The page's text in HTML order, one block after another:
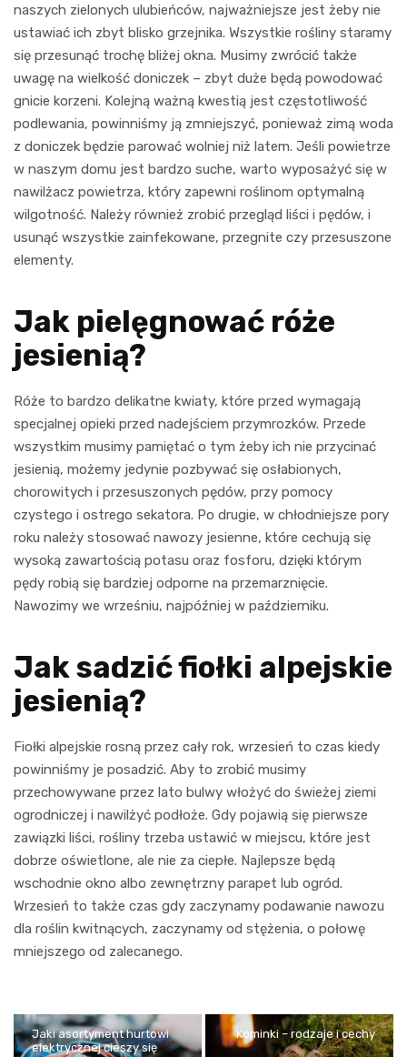
naszych zielonych ulubieńców, najważniejsze jest żeby nie
ustawiać ich zbyt blisko grzejnika. Wszystkie rośliny staramy
się przesunąć trochę bliżej okna. Musimy zwrócić także
uwagę na wielkość doniczek – zbyt duże będą powodować
gnicie korzeni. Kolejną ważną kwestią jest częstotliwość
podlewania, powinniśmy ją zmniejszyć, ponieważ zimą woda
z doniczek będzie parować wolniej niż latem. Jeśli powietrze
w naszym domu jest bardzo suche, warto wyposażyć się w
nawilżacz powietrza, który zapewni roślinom optymalną
wilgotność. Należy również zrobić przegląd liści i pędów, i
usunąć wszystkie zainfekowane, przegnite czy przesuszone
elementy.
Jak pielęgnować róże
jesienią?
Róże to bardzo delikatne kwiaty, które przed wymagają
specjalnej opieki przed nadejściem przymrozków. Przede
wszystkim musimy pamiętać o tym żeby ich nie przycinać
jesienią, możemy jedynie pozbywać się osłabionych,
chorowitych i przesuszonych pędów, przy pomocy
czystego i ostrego sekatora. Po drugie, w chłodniejsze pory
roku należy stosować nawozy jesienne, które cechują się
wysoką zawartością potasu oraz fosforu, dzięki którym
pędy robią się bardziej odporne na przemarznięcie.
Nawozimy we wrześniu, najpóźniej w październiku.
Jak sadzić fiołki alpejskie
jesienią?
Fiołki alpejskie rosną przez cały rok, wrzesień to czas kiedy
powinniśmy je posadzić. Aby to zrobić musimy
przechowywane przez lato bulwy włożyć do świeżej ziemi
ogrodniczej i nawilżyć podłoże. Gdy pojawią się pierwsze
zawiązki liści, rośliny trzeba ustawić w miejscu, które jest
dobrze oświetlone, ale nie za ciepłe. Najlepsze będą
wschodnie okno albo zewnętrzny parapet lub ogród.
Wrzesień to także czas gdy zaczynamy podawanie nawozu
dla roślin kwitnących, zaczynamy od stężenia, o połowę
mniejszego od zalecanego.
Jaki asortyment hurtowi
elektrycznej cieszy się
Kominki – rodzaje i cechy